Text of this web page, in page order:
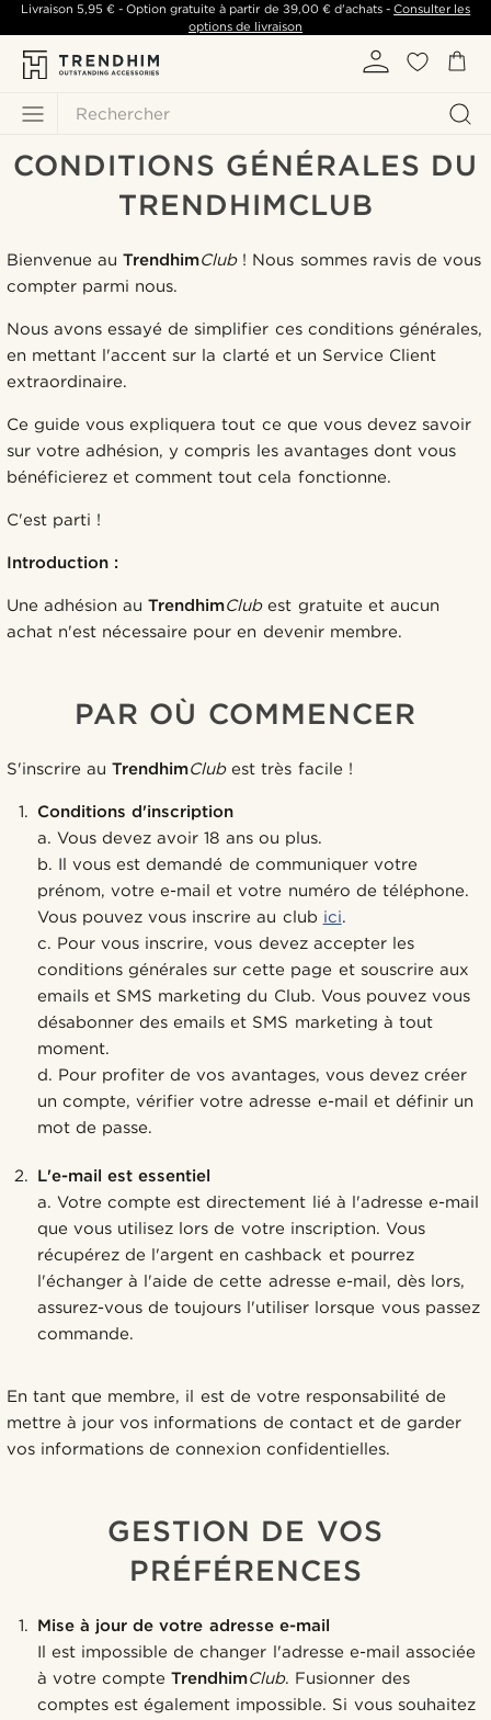
Rechercher
Livraison 5,95 €- Option gratuite à partir de 39,00 €d'achats -Consulter les
options de livraison
CONDITIONS GÉNÉRALES DU
TRENDHIMCLUB
Bienvenue auTrendhimClub ! Nous sommes ravis de vous
compter parmi nous.
Nous avons essayé de simplifier ces conditions générales,
en mettant l'accent sur la clarté et un Service Client
extraordinaire.
Ce guide vous expliquera tout ce que vous devez savoir
sur votre adhésion, y compris les avantages dont vous
bénéficierez et comment tout cela fonctionne.
C'est parti !
Introduction :
Une adhésion auTrendhimClubest gratuite et aucun
achat n'est nécessaire pour en devenir membre.
PAR OÙ COMMENCER
S'inscrire auTrendhimClubest très facile !
Conditions d'inscription
a. Vous devez avoir 18 ans ou plus.
b. Il vous est demandé de communiquer votre
prénom, votre e-mail et votre numéro de téléphone.
Vous pouvez vous inscrire au club ici.
c. Pour vous inscrire, vous devez accepter les
conditions générales sur cette page et souscrire aux
emails et SMS marketing du Club. Vous pouvez vous
désabonner des emails et SMS marketing à tout
moment.
d. Pour profiter de vos avantages, vous devez créer
un compte, vérifier votre adresse e-mail et définir un
mot de passe.
L'e-mail est essentiel
a. Votre compte est directement lié à l'adresse e-mail
que vous utilisez lors de votre inscription. Vous
récupérez de l'argent en cashback et pourrez
l'échanger à l'aide de cette adresse e-mail, dès lors,
assurez-vous de toujours l'utiliser lorsque vous passez
commande.
En tant que membre, il est de votre responsabilité de
mettre à jour vos informations de contact et de garder
vos informations de connexion confidentielles.
GESTION DE VOS
PRÉFÉRENCES
Mise à jour de votre adresse e-mail
Il est impossible de changer l'adresse e-mail associée
à votre compteTrendhimClub. Fusionner des
comptes est également impossible. Si vous souhaitez